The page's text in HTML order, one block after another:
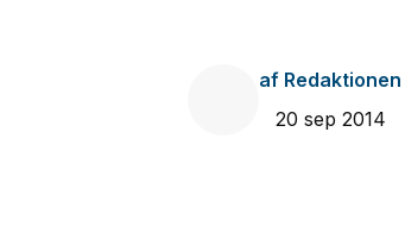
af Redaktionen
20 sep 2014